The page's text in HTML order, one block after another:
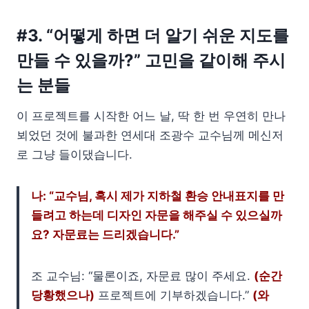
#3. “어떻게 하면 더 알기 쉬운 지도를
만들 수 있을까?” 고민을 같이해 주시
는 분들
이 프로젝트를 시작한 어느 날, 딱 한 번 우연히 만나
뵈었던 것에 불과한 연세대 조광수 교수님께 메신저
로 그냥 들이댔습니다.
나: “교수님, 혹시 제가 지하철 환승 안내표지를 만
들려고 하는데 디자인 자문을 해주실 수 있으실까
요? 자문료는 드리겠습니다.”
조 교수님: “물론이죠, 자문료 많이 주세요. (순간
당황했으나) 프로젝트에 기부하겠습니다.” (와